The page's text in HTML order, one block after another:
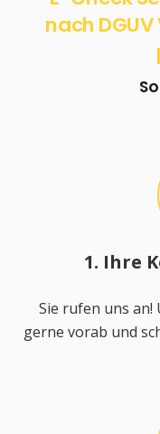
nach
1. Ihre
Sie rufen uns an!
gerne vorab und